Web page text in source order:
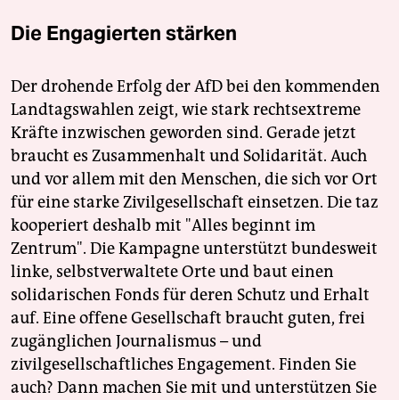
Die Engagierten stärken
Der drohende Erfolg der AfD bei den kommenden
Landtagswahlen zeigt, wie stark rechtsextreme
Kräfte inzwischen geworden sind. Gerade jetzt
braucht es Zusammenhalt und Solidarität. Auch
und vor allem mit den Menschen, die sich vor Ort
für eine starke Zivilgesellschaft einsetzen. Die taz
kooperiert deshalb mit "Alles beginnt im
Zentrum". Die Kampagne unterstützt bundesweit
linke, selbstverwaltete Orte und baut einen
solidarischen Fonds für deren Schutz und Erhalt
auf. Eine offene Gesellschaft braucht guten, frei
zugänglichen Journalismus – und
zivilgesellschaftliches Engagement. Finden Sie
auch? Dann machen Sie mit und unterstützen Sie